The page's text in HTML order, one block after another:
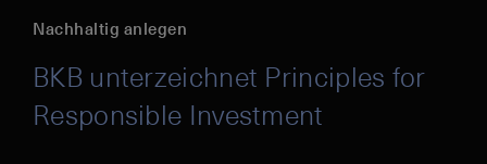
Nachhaltig anlegen
BKB unterzeichnet Principles for
Responsible Investment